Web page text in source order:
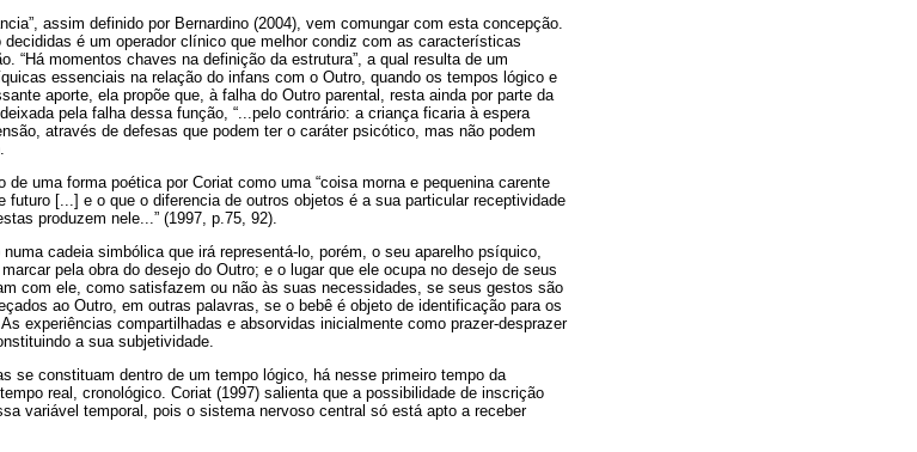
assim definido por Bernardino (2004), vem comungar com esta concepção.
é um operador clínico que melhor condiz com as características
“Há momentos chaves na definição da estrutura”, a qual resulta de um
essenciais na relação do infans com o Outro, quando os tempos lógico e
aporte, ela propõe que, à falha do Outro parental, resta ainda por parte da
pela falha dessa função, “...pelo contrário: a criança ficaria à espera
através de defesas que podem ter o caráter psicótico, mas não podem
uma forma poética por Coriat como uma “coisa morna e pequenina carente
futuro [...] e o que o diferencia de outros objetos é a sua particular receptividade
produzem nele...” (1997, p.75, 92).
cadeia simbólica que irá representá-lo, porém, o seu aparelho psíquico,
pela obra do desejo do Outro; e o lugar que ele ocupa no desejo de seus
com ele, como satisfazem ou não às suas necessidades, se seus gestos são
ao Outro, em outras palavras, se o bebê é objeto de identificação para os
experiências compartilhadas e absorvidas inicialmente como prazer-desprazer
a sua subjetividade.
se constituam dentro de um tempo lógico, há nesse primeiro tempo da
real, cronológico. Coriat (1997) salienta que a possibilidade de inscrição
variável temporal, pois o sistema nervoso central só está apto a receber